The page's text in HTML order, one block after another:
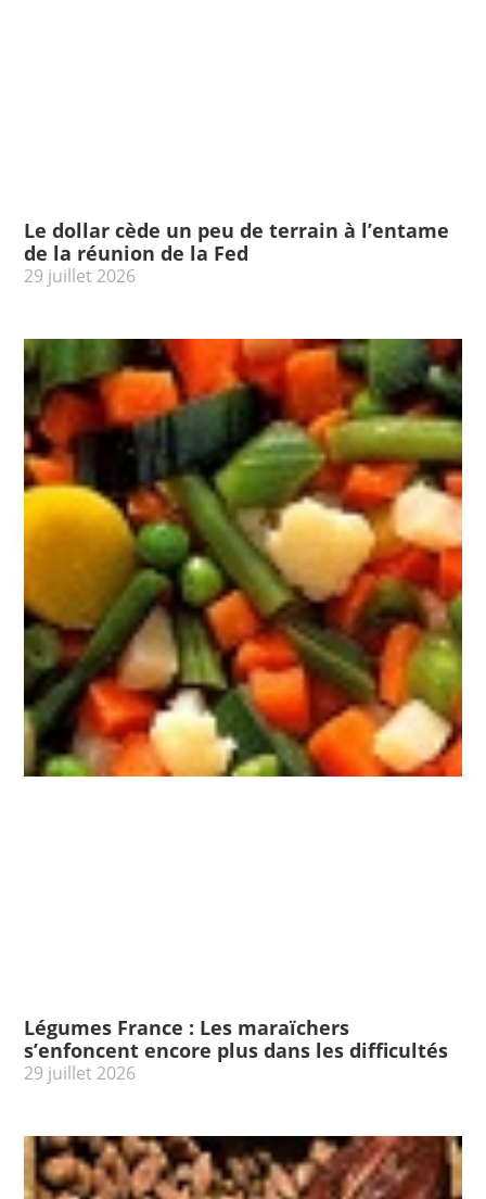
Le dollar cède un peu de terrain à l’entame
de la réunion de la Fed
29 juillet 2026
Légumes France : Les maraïchers
s’enfoncent encore plus dans les difficultés
29 juillet 2026